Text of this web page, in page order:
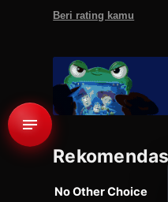
Beri rating kamu
9.8
BR-RIP
No Other Choice